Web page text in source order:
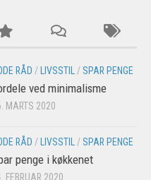
RÅD / LIVSSTIL / SPAR PENGE
ved minimalisme
MARTS 2020
RÅD / LIVSSTIL / SPAR PENGE
penge i køkkenet
FEBRUAR 2020